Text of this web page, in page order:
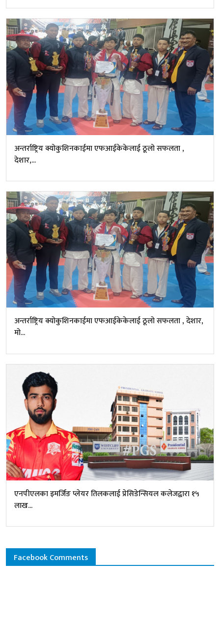
अन्तर्राष्ट्रिय क्योकुशिनकाईमा एफआईकेकेलाई ठूलो सफलता ,
देशार,...
अन्तर्राष्ट्रिय क्योकुशिनकाईमा एफआईकेकेलाई ठूलो सफलता , देशार,
मो...
एनपीएलका इमर्जिङ प्लेयर तिलकलाई प्रेसिडेन्सियल कलेजद्वारा १५
लाख...
Facebook Comments